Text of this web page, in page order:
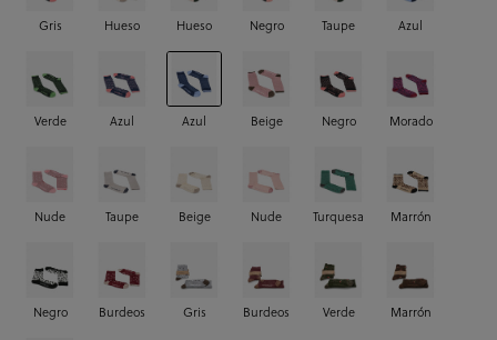
Gris Hueso Hueso Negro Taupe Azul
Verde Azul Azul Beige Negro Morado
Nude Taupe Beige Nude Turquesa Marrón
Negro Burdeos Gris Burdeos Verde Marrón